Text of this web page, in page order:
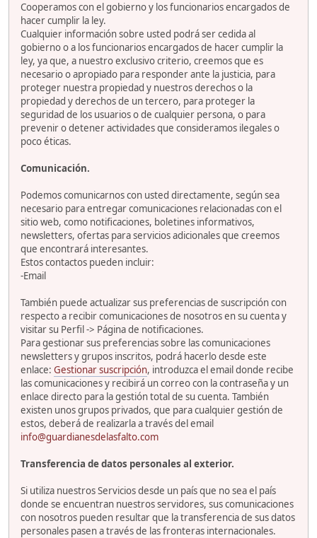
Cooperamos con el gobierno y los funcionarios encargados de
hacer cumplir la ley.
Cualquier información sobre usted podrá ser cedida al
gobierno o a los funcionarios encargados de hacer cumplir la
ley, ya que, a nuestro exclusivo criterio, creemos que es
necesario o apropiado para responder ante la justicia, para
proteger nuestra propiedad y nuestros derechos o la
propiedad y derechos de un tercero, para proteger la
seguridad de los usuarios o de cualquier persona, o para
prevenir o detener actividades que consideramos ilegales o
poco éticas.
Comunicación.
Podemos comunicarnos con usted directamente, según sea
necesario para entregar comunicaciones relacionadas con el
sitio web, como notificaciones, boletines informativos,
newsletters, ofertas para servicios adicionales que creemos
que encontrará interesantes.
Estos contactos pueden incluir:
-Email
También puede actualizar sus preferencias de suscripción con
respecto a recibir comunicaciones de nosotros en su cuenta y
visitar su Perfil -> Página de notificaciones.
Para gestionar sus preferencias sobre las comunicaciones
newsletters y grupos inscritos, podrá hacerlo desde este
enlace: Gestionar suscripción, introduzca el email donde recibe
las comunicaciones y recibirá un correo con la contraseña y un
enlace directo para la gestión total de su cuenta. También
existen unos grupos privados, que para cualquier gestión de
estos, deberá de realizarla a través del email
info@guardianesdelasfalto.com
Transferencia de datos personales al exterior.
Si utiliza nuestros Servicios desde un país que no sea el país
donde se encuentran nuestros servidores, sus comunicaciones
con nosotros pueden resultar que la transferencia de sus datos
personales pasen a través de las fronteras internacionales.